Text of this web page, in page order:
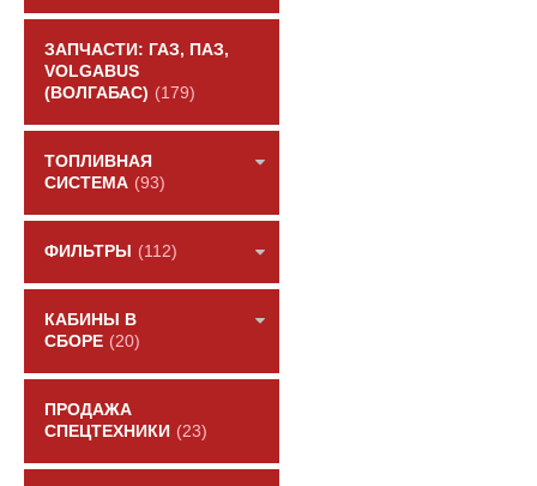
ЗАПЧАСТИ: ГАЗ, ПАЗ,
VOLGABUS
(ВОЛГАБАС) (179)
ТОПЛИВНАЯ
СИСТЕМА (93)
ФИЛЬТРЫ (112)
КАБИНЫ В
СБОРЕ (20)
ПРОДАЖА
СПЕЦТЕХНИКИ (23)